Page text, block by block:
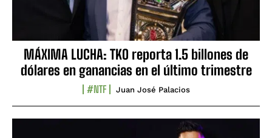
MÁXIMA LUCHA: TKO reporta 1.5 billones de
dólares en ganancias en el último trimestre
#NTF Juan José Palacios